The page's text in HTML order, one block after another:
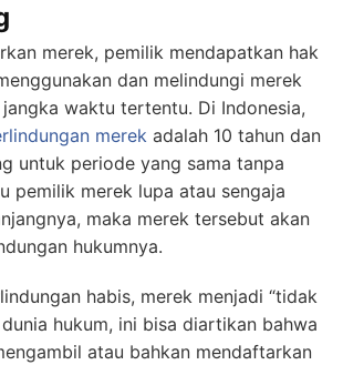
merek, pemilik mendapatkan hak
dan melindungi merek
waktu tertentu. Di Indonesia,
merek adalah 10 tahun dan
untuk periode yang sama tanpa
pemilik merek lupa atau sengaja
maka merek tersebut akan
hukumnya.
habis, merek menjadi “tidak
dunia hukum, ini bisa diartikan bahwa
atau bahkan mendaftarkan